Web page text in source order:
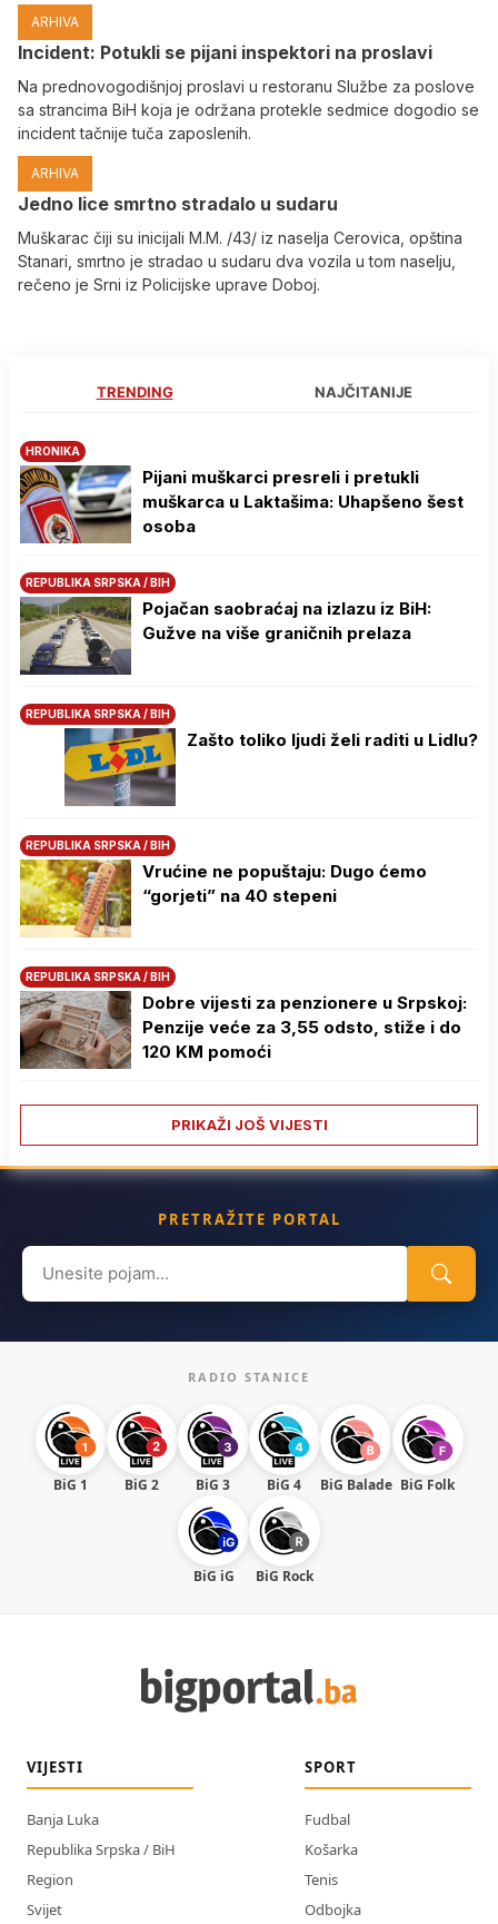
ARHIVA
Incident: Potukli se pijani inspektori na proslavi
Na prednovogodišnjoj proslavi u restoranu Službe za poslove
sa strancima BiH koja je održana protekle sedmice dogodio se
incident tačnije tuča zaposlenih.
ARHIVA
Јedno lice smrtno stradalo u sudaru
Muškarac čiji su inicijali M.M. /43/ iz naselja Cerovica, opština
Stanari, smrtno je stradao u sudaru dva vozila u tom naselju,
rečeno je Srni iz Policijske uprave Doboj.
TRENDING NAJČITANIJE
HRONIKA
Pijani muškarci presreli i pretukli
muškarca u Laktašima: Uhapšeno šest
osoba
REPUBLIKA SRPSKA / BIH
Pojačan saobraćaj na izlazu iz BiH:
Gužve na više graničnih prelaza
REPUBLIKA SRPSKA / BIH
Zašto toliko ljudi želi raditi u Lidlu?
REPUBLIKA SRPSKA / BIH
Vrućine ne popuštaju: Dugo ćemo
“gorjeti” na 40 stepeni
REPUBLIKA SRPSKA / BIH
Dobre vijesti za penzionere u Srpskoj:
Penzije veće za 3,55 odsto, stiže i do
120 KM pomoći
PRIKAŽI JOŠ VIJESTI
PRETRAŽITE PORTAL
Search
for:
RADIO STANICE
BiG 1 BiG 2 BiG 3 BiG 4 BiG Balade BiG Folk
BiG iG BiG Rock
VIJESTI
Banja Luka
Republika Srpska / BiH
Region
Svijet
SPORT
Fudbal
Košarka
Tenis
Odbojka